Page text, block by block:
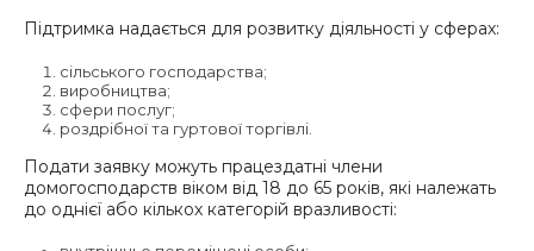
Підтримка надається для розвитку діяльності у сферах:
сільського господарства;
виробництва;
сфери послуг;
роздрібної та гуртової торгівлі.
Подати заявку можуть працездатні члени
домогосподарств віком від 18 до 65 років, які належать
до однієї або кількох категорій вразливості: